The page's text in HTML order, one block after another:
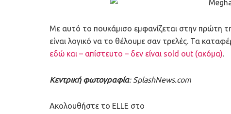
Με αυτό το πουκάμισο εμφανίζεται στην πρώτη
είναι λογικό να το θέλουμε σαν τρελές. Τα
εδώ και – απίστευτο – δεν είναι sold out (ακόμα).
Κεντρική φωτογραφία: SplashNews.com
Ακολουθήστε το ELLE στο